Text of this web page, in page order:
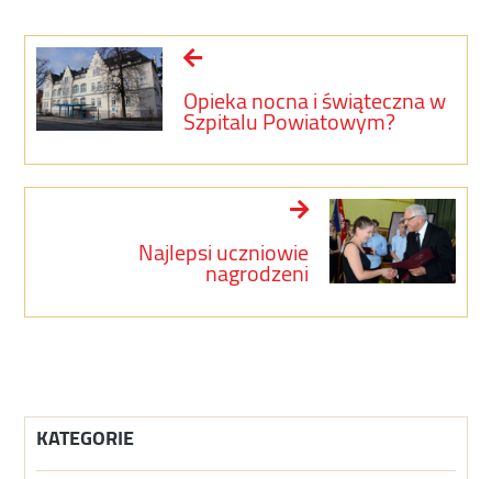
Opieka nocna i świąteczna w
Szpitalu Powiatowym?
Najlepsi uczniowie
nagrodzeni
KATEGORIE